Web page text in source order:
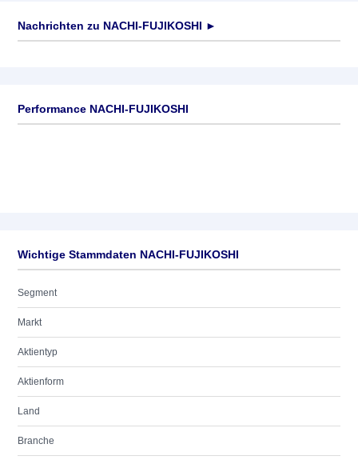
Nachrichten zu NACHI-FUJIKOSHI ►
Performance NACHI-FUJIKOSHI
Wichtige Stammdaten NACHI-FUJIKOSHI
Segment
Markt
Aktientyp
Aktienform
Land
Branche